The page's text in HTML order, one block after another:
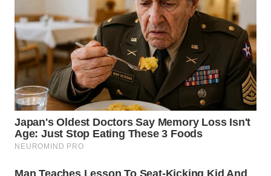
WN
PADANG
LAWAS
WN
SUMEDANG
WN
CIANJUR